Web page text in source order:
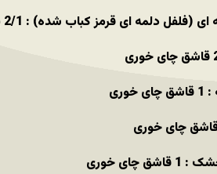
(فلفل دلمه ای قرمز کباب شده) : 2/1 پیمانه
چای خوری